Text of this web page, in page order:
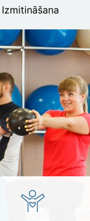
Izmitināšana